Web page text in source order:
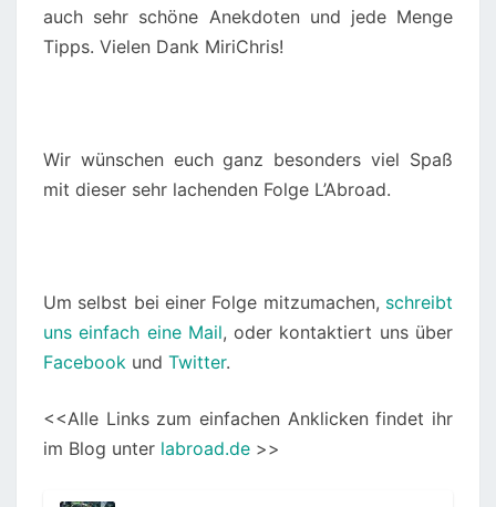
auch sehr schöne Anekdoten und jede Menge
Tipps. Vielen Dank MiriChris!
Wir wünschen euch ganz besonders viel Spaß
mit dieser sehr lachenden Folge L’Abroad.
Um selbst bei einer Folge mitzumachen, schreibt
uns einfach eine Mail, oder kontaktiert uns über
Facebook und Twitter.
<<Alle Links zum einfachen Anklicken findet ihr
im Blog unter labroad.de >>